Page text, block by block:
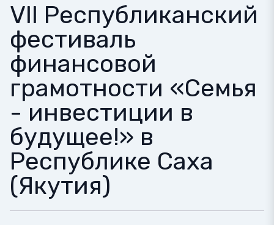
VII Республиканский
фестиваль
финансовой
грамотности «Семья
- инвестиции в
будущее!» в
Республике Саха
(Якутия)